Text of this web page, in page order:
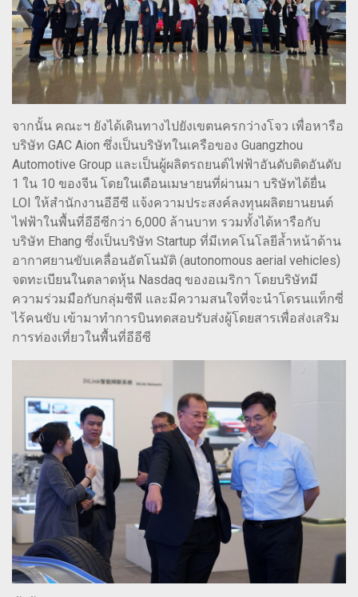
จากนั้น คณะฯ ยังได้เดินทางไปยังเขตนครกว่างโจว เพื่อหารือ
บริษัท GAC Aion ซึ่งเป็นบริษัทในเครือของ Guangzhou
Automotive Group และเป็นผู้ผลิตรถยนต์ไฟฟ้าอันดับติดอันดับ
1 ใน 10 ของจีน โดยในเดือนเมษายนที่ผ่านมา บริษัทได้ยื่น
LOI ให้สำนักงานอีอีซี แจ้งความประสงค์ลงทุนผลิตยานยนต์
ไฟฟ้าในพื้นที่อีอีซีกว่า 6,000 ล้านบาท รวมทั้งได้หารือกับ
บริษัท Ehang ซึ่งเป็นบริษัท Startup ที่มีเทคโนโลยีล้ำหน้าด้าน
อากาศยานขับเคลื่อนอัตโนมัติ (autonomous aerial vehicles)
จดทะเบียนในตลาดหุ้น Nasdaq ของอเมริกา โดยบริษัทมี
ความร่วมมือกับกลุ่มซีพี และมีความสนใจที่จะนำโดรนแท็กซี่
ไร้คนขับ เข้ามาทำการบินทดสอบรับส่งผู้โดยสารเพื่อส่งเสริม
การท่องเที่ยวในพื้นที่อีอีซี